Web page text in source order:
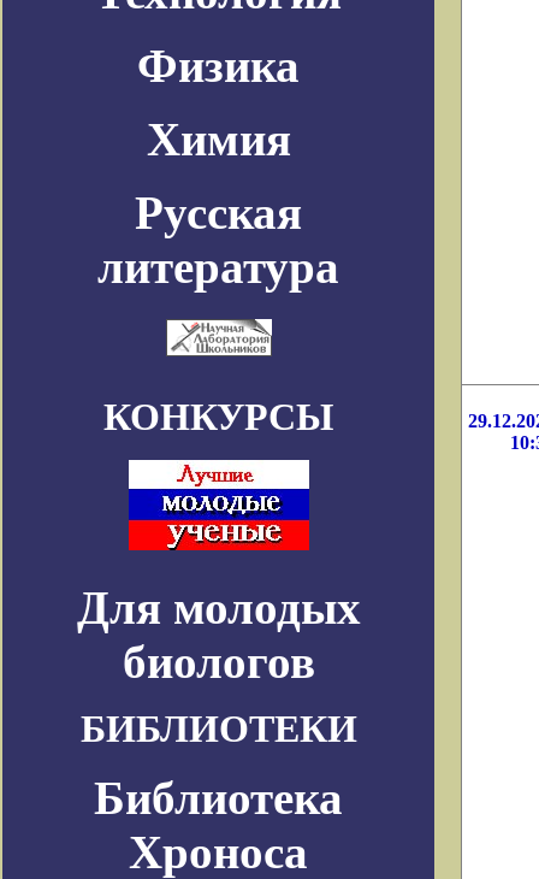
Физика
Химия
Русская
литература
КОНКУРСЫ
Для молодых
биологов
БИБЛИОТЕКИ
Библиотека
Хроноса